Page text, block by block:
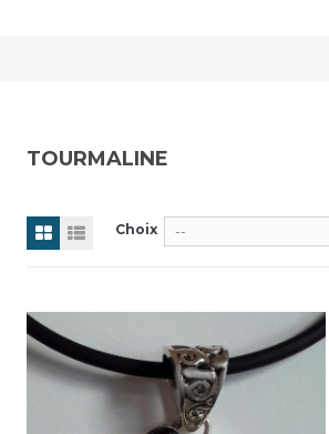
TOURMALINE
Choix --